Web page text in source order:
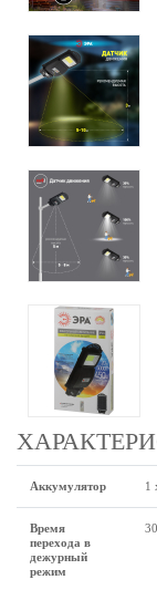
Аккумулятор 1
Время
перехода в
дежурный
режим